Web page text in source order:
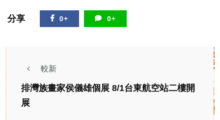
分享 0+ 0+
較新
排灣族畫家侯儀雄個展 8/1台東航空站二樓開
展